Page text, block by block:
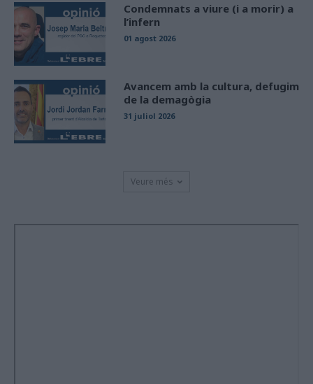
Condemnats a viure (i a morir) a
l’infern
01 agost 2026
Avancem amb la cultura, defugim
de la demagògia
31 juliol 2026
Veure més